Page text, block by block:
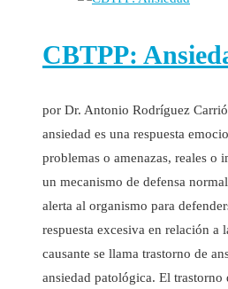
CBTPP:
por Dr. Antonio Rodríguez
ansiedad es una respuesta
problemas o amenazas, reales o
un mecanismo de defensa
alerta al organismo para
respuesta excesiva en relación a
causante se llama trastorno de
ansiedad patológica. El trastorno